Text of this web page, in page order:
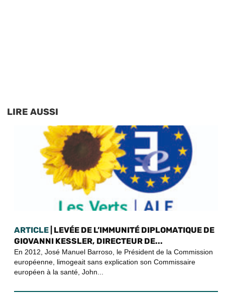
LIRE AUSSI
ARTICLE | LEVÉE DE L’IMMUNITÉ DIPLOMATIQUE DE
GIOVANNI KESSLER, DIRECTEUR DE...
En 2012, José Manuel Barroso, le Président de la Commission
européenne, limogeait sans explication son Commissaire
européen à la santé, John...